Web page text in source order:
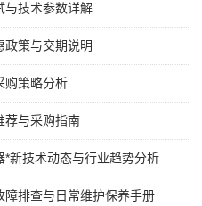
与技术参数详解
政策与交期说明
购策略分析
荐与采购指南
新技术动态与行业趋势分析
排查与日常维护保养手册